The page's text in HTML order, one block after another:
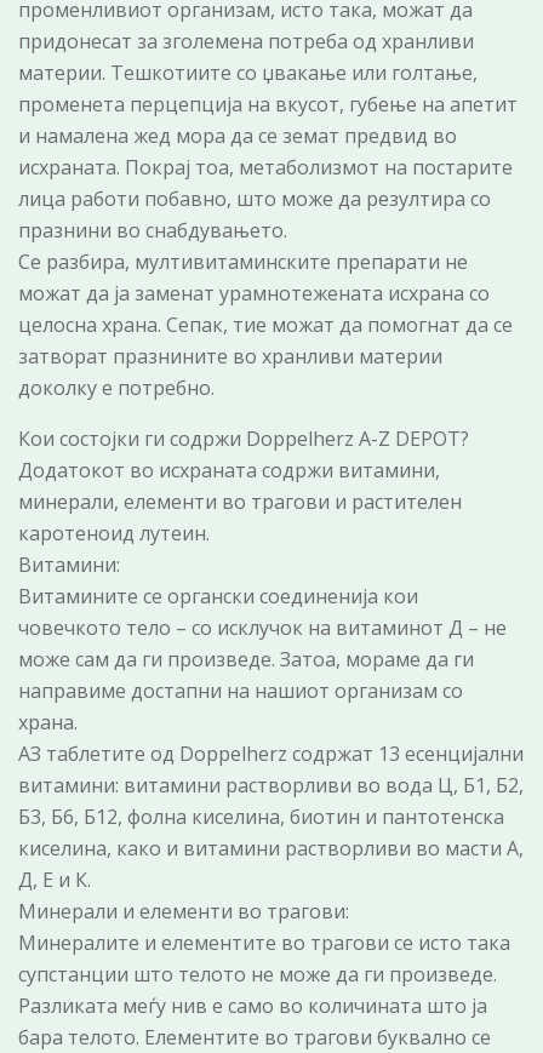
променливиот организам, исто така, можат да
придонесат за зголемена потреба од хранливи
материи. Тешкотиите со џвакање или голтање,
променета перцепција на вкусот, губење на апетит
и намалена жед мора да се земат предвид во
исхраната. Покрај тоа, метаболизмот на постарите
лица работи побавно, што може да резултира со
празнини во снабдувањето.
Се разбира, мултивитаминските препарати не
можат да ја заменат урамнотежената исхрана со
целосна храна. Сепак, тие можат да помогнат да се
затворат празнините во хранливи материи
доколку е потребно.
Кои состојки ги содржи Doppelherz A-Z DEPOT?
Додатокот во исхраната содржи витамини,
минерали, елементи во трагови и растителен
каротеноид лутеин.
Витамини:
Витамините се органски соединенија кои
човечкото тело – со исклучок на витаминот Д – не
може сам да ги произведе. Затоа, мораме да ги
направиме достапни на нашиот организам со
храна.
АЗ таблетите од Doppelherz содржат 13 есенцијални
витамини: витамини растворливи во вода Ц, Б1, Б2,
Б3, Б6, Б12, фолна киселина, биотин и пантотенска
киселина, како и витамини растворливи во масти А,
Д, Е и К.
Минерали и елементи во трагови:
Минералите и елементите во трагови се исто така
супстанции што телото не може да ги произведе.
Разликата меѓу нив е само во количината што ја
бара телото. Елементите во трагови буквално се